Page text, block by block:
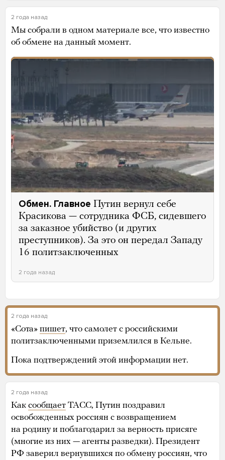
2 года назад
Мы собрали в одном материале все, что известно
об обмене на данный момент.
Обмен. Главное Путин вернул себе
Красикова — сотрудника ФСБ, сидевшего
за заказное убийство (и других
преступников). За это он передал Западу
16 политзаключенных
2 года назад
2 года назад
«Сота» пишет, что самолет с российскими
политзаключенными приземлился в Кельне.
Пока подтверждений этой информации нет.
2 года назад
Как сообщает ТАСС, Путин поздравил
освобожденных россиян с возвращением
на родину и поблагодарил за верность присяге
(многие из них — агенты разведки). Президент
РФ заверил вернувшихся по обмену россиян, что